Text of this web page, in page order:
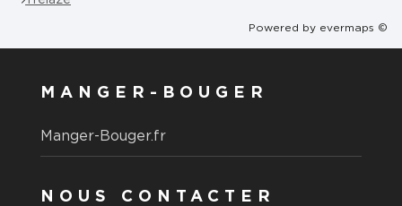
Powered by evermaps ©
MANGER-BOUGER
Manger-Bouger.fr
NOUS CONTACTER